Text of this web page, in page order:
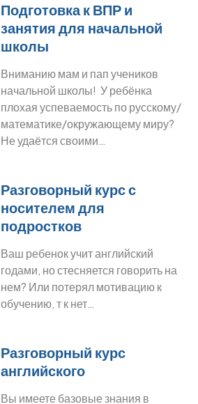
Подготовка к ВПР и
занятия для начальной
школы
Вниманию мам и пап учеников
начальной школы! У ребёнка
плохая успеваемость по русскому/
математике/окружающему миру?
Не удаётся своими…
Разговорный курс с
носителем для
подростков
Ваш ребенок учит английский
годами, но стесняется говорить на
нем? Или потерял мотивацию к
обучению, т к нет…
Разговорный курс
английского
Вы имеете базовые знания в